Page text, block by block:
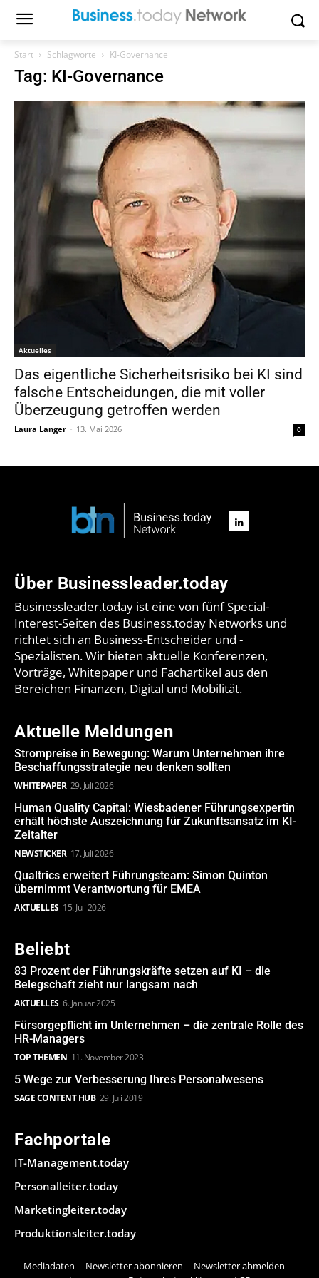
Start Schlagworte KI-Governance
Tag: KI-Governance
Aktuelles
Das eigentliche Sicherheitsrisiko bei KI sind
falsche Entscheidungen, die mit voller
Überzeugung getroffen werden
Laura Langer - 13. Mai 2026 0
Über Businessleader.today
Businessleader.today ist eine von fünf Special-
Interest-Seiten des Business.today Networks und
richtet sich an Business-Entscheider und -
Spezialisten. Wir bieten aktuelle Konferenzen,
Vorträge, Whitepaper und Fachartikel aus den
Bereichen Finanzen, Digital und Mobilität.
Aktuelle Meldungen
Strompreise in Bewegung: Warum Unternehmen ihre
Beschaffungsstrategie neu denken sollten
WHITEPAPER 29. Juli 2026
Human Quality Capital: Wiesbadener Führungsexpertin
erhält höchste Auszeichnung für Zukunftsansatz im KI-
Zeitalter
NEWSTICKER 17. Juli 2026
Qualtrics erweitert Führungsteam: Simon Quinton
übernimmt Verantwortung für EMEA
AKTUELLES 15. Juli 2026
Beliebt
83 Prozent der Führungskräfte setzen auf KI – die
Belegschaft zieht nur langsam nach
AKTUELLES 6. Januar 2025
Fürsorgepflicht im Unternehmen – die zentrale Rolle des
HR-Managers
TOP THEMEN 11. November 2023
5 Wege zur Verbesserung Ihres Personalwesens
SAGE CONTENT HUB 29. Juli 2019
Fachportale
IT-Management.today
Personalleiter.today
Marketingleiter.today
Produktionsleiter.today
Mediadaten Newsletter abonnieren
Newsletter abmelden